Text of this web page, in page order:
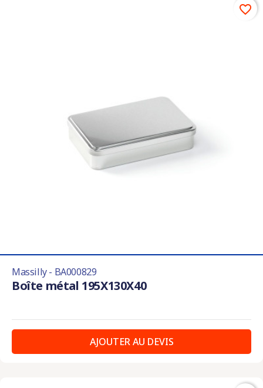
Massilly - BA000829
Boîte métal 195X130X40
AJOUTER AU DEVIS
favorite_border